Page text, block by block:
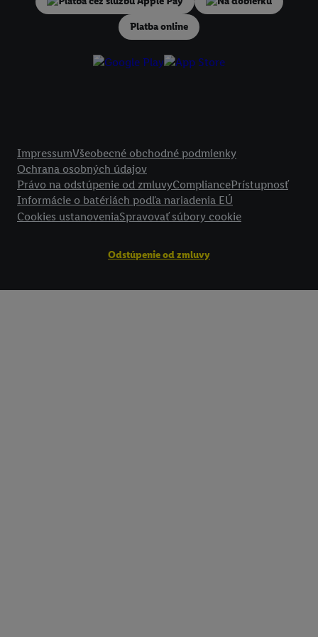
Platba online
ImpressumVšeobecné obchodné podmienky
Ochrana osobných údajov
Právo na odstúpenie od zmluvyCompliancePrístupnosť
Informácie o batériách podľa nariadenia EÚ
Cookies ustanoveniaSpravovať súbory cookie
Odstúpenie od zmluvy
V časti "Prispôsobiť " môžete povoliť jednotlivé účely a nájsť ďalšie
podmienkach spracúvania osobných údajov.
Odmietnuť" môžete povoliť iba používanie
technológií. Kliknutím na "
Súhlasím" vyjadríte súhlas so spracúvaním
vyššie uvedené účely. Ďalšie informácie vrátane informácií o dobe